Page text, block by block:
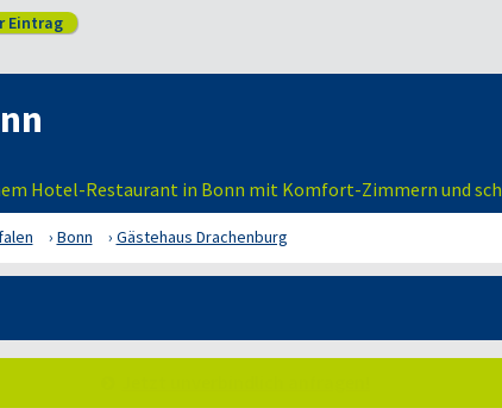
Eintrag
Hotel-Restaurant in Bonn mit Komfort-Zimmern und
Bonn Gästehaus Drachenburg